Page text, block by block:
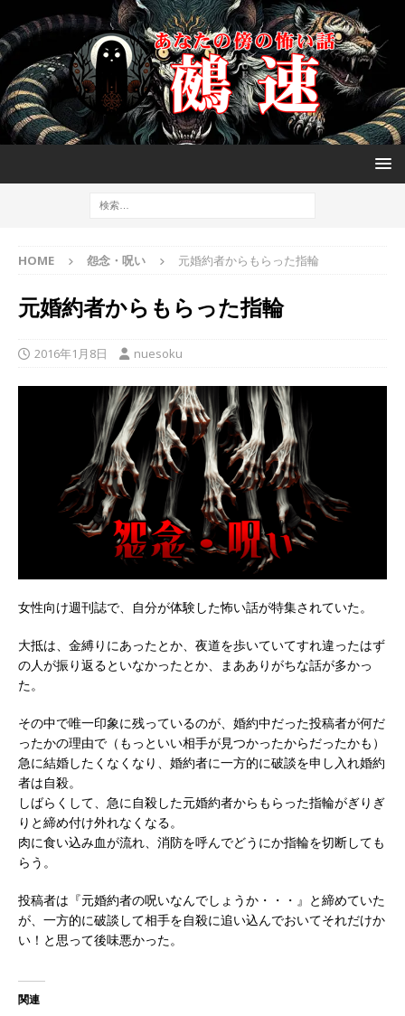
HOME 怨念・呪い 元婚約者からもらった指輪
元婚約者からもらった指輪
2016年1月8日 nuesoku
女性向け週刊誌で、自分が体験した怖い話が特集されていた。
大抵は、金縛りにあったとか、夜道を歩いていてすれ違ったはず
の人が振り返るといなかったとか、まあありがちな話が多かっ
た。
その中で唯一印象に残っているのが、婚約中だった投稿者が何だ
ったかの理由で（もっといい相手が見つかったからだったかも）
急に結婚したくなくなり、婚約者に一方的に破談を申し入れ婚約
者は自殺。
しばらくして、急に自殺した元婚約者からもらった指輪がぎりぎ
りと締め付け外れなくなる。
肉に食い込み血が流れ、消防を呼んでどうにか指輪を切断しても
らう。
投稿者は『元婚約者の呪いなんでしょうか・・・』と締めていた
が、一方的に破談して相手を自殺に追い込んでおいてそれだけか
い！と思って後味悪かった。
関連